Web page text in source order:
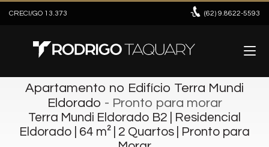
CRECI/GO 13.373 (62) 9.8622-5593
Apartamento no Edifício Terra Mundi
Eldorado - Pronto para morar
Terra Mundi Eldorado B2 | Residencial
Eldorado | 64 m² | 2 Quartos | Pronto para